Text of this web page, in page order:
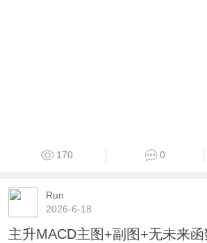
170 0
Run
2026-6-18
主升MACD主图+副图+无未来函